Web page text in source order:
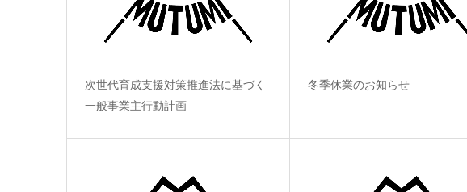
次世代育成支援対策推進法に基づく
一般事業主行動計画
冬季休業のお知らせ